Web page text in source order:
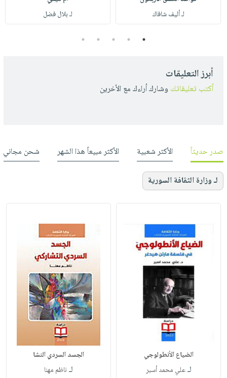
لـ أليف شافاك
لـ بلال فضل
1
2
3
4
5
أبرز التعليقات
أكتب تعليقاتك وشارك أراءك مع الأخرين
صدر حديثاً الأكثر شعبية الأكثر مبيعاً هذا الشهر شحن مجاني
لـ وزارة الثقافة السورية
الضياع الأنطولوجي
لـعلي محمد أسبر
الجسد السردي التشا
لـ ناظم مهنا